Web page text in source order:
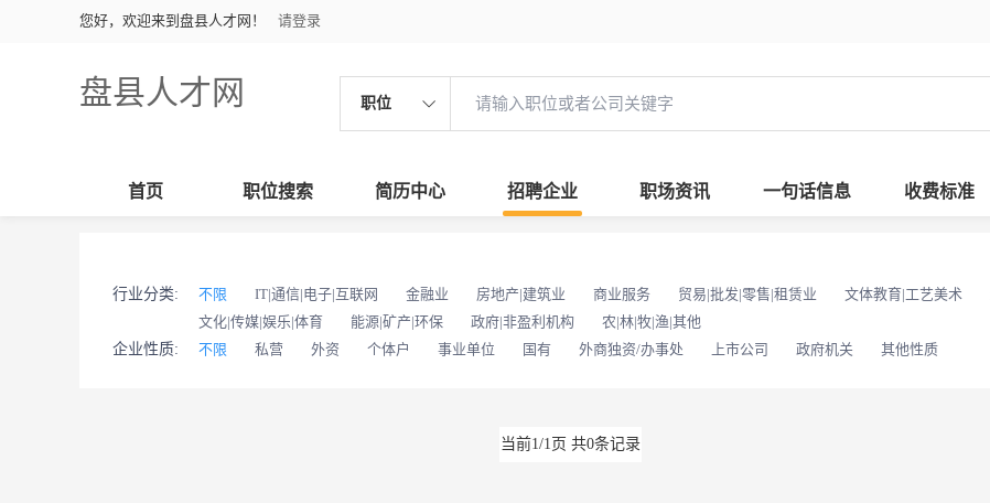
您好，欢迎来到盘县人才网！ 请登录
盘县人才网 职位
首页 职位搜索 简历中心 招聘企业 职场资讯 一句话信息 收费标准
行业分类: 不限 IT|通信|电子|互联网 金融业 房地产|建筑业 商业服务 贸易|批发|零售|租赁业 文体教育|工艺美术
文化|传媒|娱乐|体育
能源|矿产|环保 政府|非盈利机构
农|林|牧|渔|其他
企业性质:
不限 私营 外资 个体户 事业单位 国有 外商独资/办事处 上市公司 政府机关 其他性质
当前1/1页 共0条记录